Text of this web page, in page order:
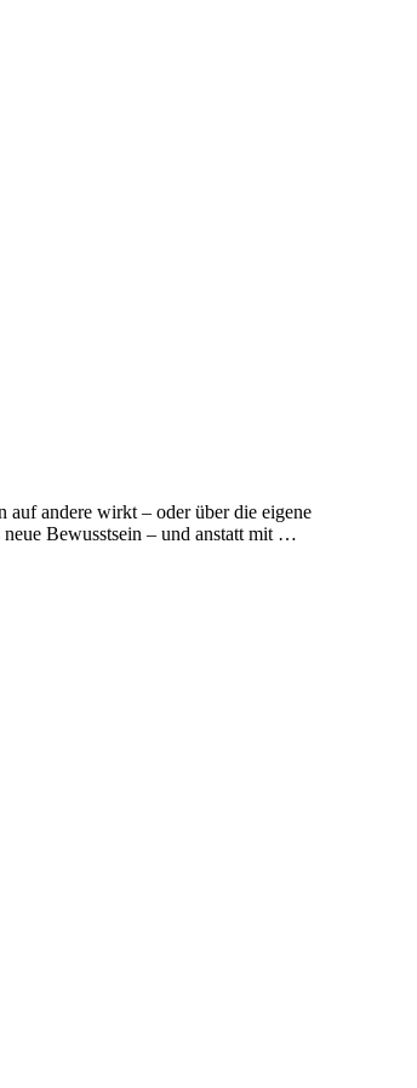
auf andere wirkt – oder über die eigene
neue Bewusstsein – und anstatt mit …